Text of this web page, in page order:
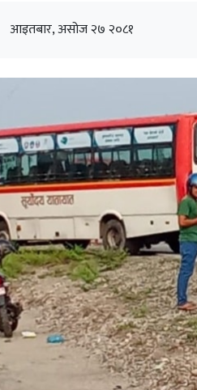
आइतबार, असोज २७ २०८१